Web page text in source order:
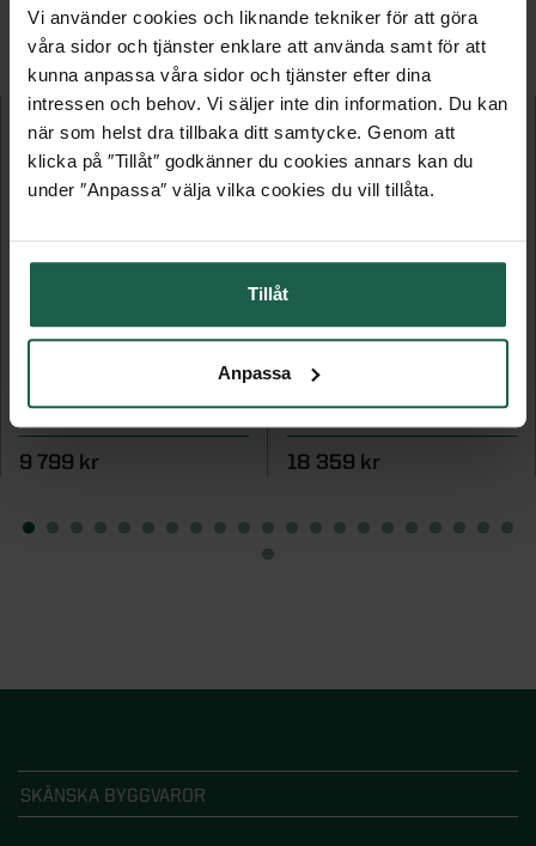
Vi använder cookies och liknande tekniker för att göra
våra sidor och tjänster enklare att använda samt för att
kunna anpassa våra sidor och tjänster efter dina
intressen och behov. Vi säljer inte din information. Du kan
när som helst dra tillbaka ditt samtycke. Genom att
klicka på ″Tillåt″ godkänner du cookies annars kan du
under ″Anpassa″ välja vilka cookies du vill tillåta.
Tillåt
Anpassa
FLER PRODUKTER I DENNA KATEGORI
Vedeldat bastuaggregat
9 799 kr
Bastuaggregat
18 359 kr
SKÅNSKA BYGGVAROR